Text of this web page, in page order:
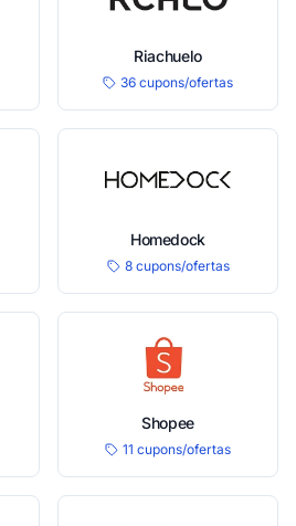
Riachuelo
36 cupons/ofertas
Homedock
8 cupons/ofertas
Shopee
11 cupons/ofertas